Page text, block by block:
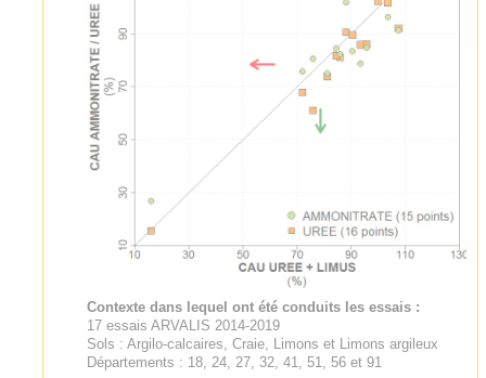
Contexte dans lequel ont été conduits les essais :
17 essais ARVALIS 2014-2019
Sols : Argilo-calcaires, Craie, Limons et Limons argileux
Départements : 18, 24, 27, 32, 41, 51, 56 et 91